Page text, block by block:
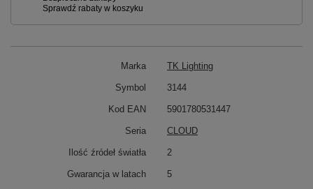
Marka TK Lighting
Symbol 3144
Kod EAN 5901780531447
Seria CLOUD
Ilość źródeł światła 2
Gwarancja w latach 5